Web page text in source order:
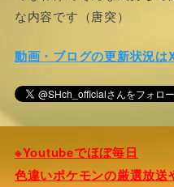
な内容です（唐突）
動画・ブログの更新状況は
※Youtubeでほぼ毎日
色違いポケモンの厳選放送